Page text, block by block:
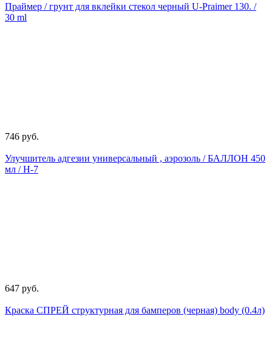
Праймер / грунт для вклейки стекол черный U-Praimer 130. /
30 ml
746 руб.
Улучшитель адгезии универсальный , аэрозоль / БАЛЛОН 450
мл / Н-7
647 руб.
Краска СПРЕЙ структурная для бамперов (черная) body (0.4л)